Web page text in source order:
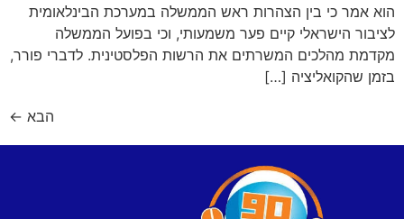
הוא אמר כי בין הצהרות ראש הממשלה במערכת הבינלאומית
לציבור הישראלי קיים פער משמעותי, וכי בפועל הממשלה
מקדמת מהלכים המשרתים את הרשות הפלסטינית. לדברי פורר,
בזמן שהקואליציה […]
הבא ←